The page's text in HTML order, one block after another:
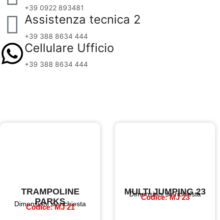
+39 0922 893481
Assistenza tecnica 2
+39 388 8634 444
Cellulare Ufficio
+39 388 8634 444
TRAMPOLINE
PARKS
Dimensioni su richiesta
Codice: MJ 21
MULTI JUMPING 23
Dimensioni su richiesta
Codice: MJ 23